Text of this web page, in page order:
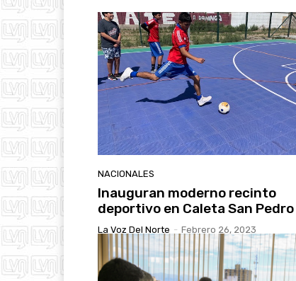
NACIONALES
Inauguran moderno recinto
deportivo en Caleta San Pedro
La Voz Del Norte - Febrero 26, 2023